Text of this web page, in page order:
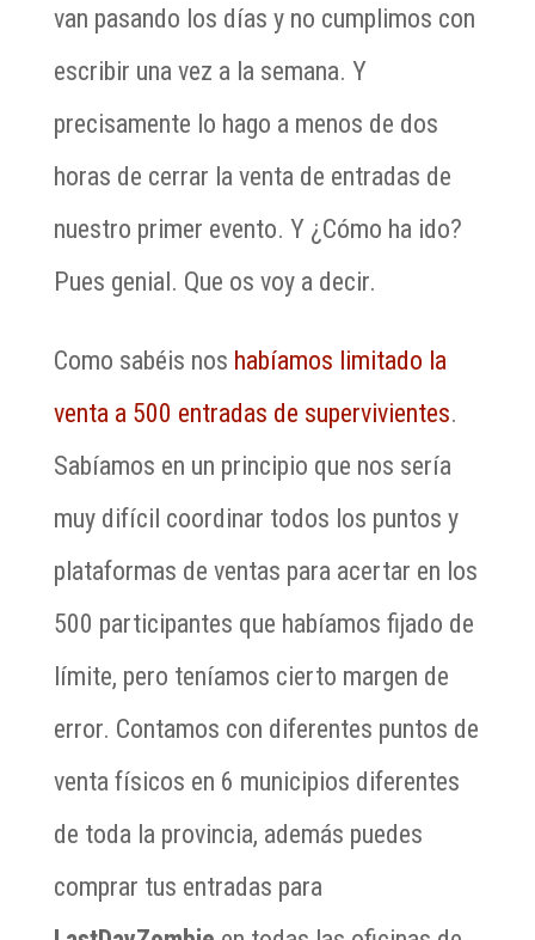
van pasando los días y no cumplimos con
escribir una vez a la semana. Y
precisamente lo hago a menos de dos
horas de cerrar la venta de entradas de
nuestro primer evento. Y ¿Cómo ha ido?
Pues genial. Que os voy a decir.
Como sabéis nos habíamos limitado la
venta a 500 entradas de supervivientes.
Sabíamos en un principio que nos sería
muy difícil coordinar todos los puntos y
plataformas de ventas para acertar en los
500 participantes que habíamos fijado de
límite, pero teníamos cierto margen de
error. Contamos con diferentes puntos de
venta físicos en 6 municipios diferentes
de toda la provincia, además puedes
comprar tus entradas para